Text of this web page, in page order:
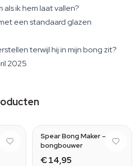
ik hem laat vallen?
een standaard glazen
terwijl hij in mijn bong zit?
2025
Spear Bong Maker –
bongbouwer
€ 14,95